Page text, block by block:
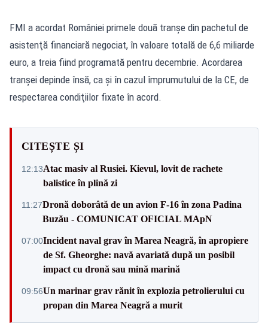
FMI a acordat României primele două tranşe din pachetul de
asistenţă financiară negociat, în valoare totală de 6,6 miliarde
euro, a treia fiind programată pentru decembrie. Acordarea
tranşei depinde însă, ca şi în cazul împrumutului de la CE, de
respectarea condiţiilor fixate în acord.
CITEȘTE ȘI
12:13Atac masiv al Rusiei. Kievul, lovit de rachete
balistice în plină zi
11:27Dronă doborâtă de un avion F‑16 în zona Padina
Buzău - COMUNICAT OFICIAL MApN
07:00Incident naval grav în Marea Neagră, în apropiere
de Sf. Gheorghe: navă avariată după un posibil
impact cu dronă sau mină marină
09:56Un marinar grav rănit în explozia petrolierului cu
propan din Marea Neagră a murit